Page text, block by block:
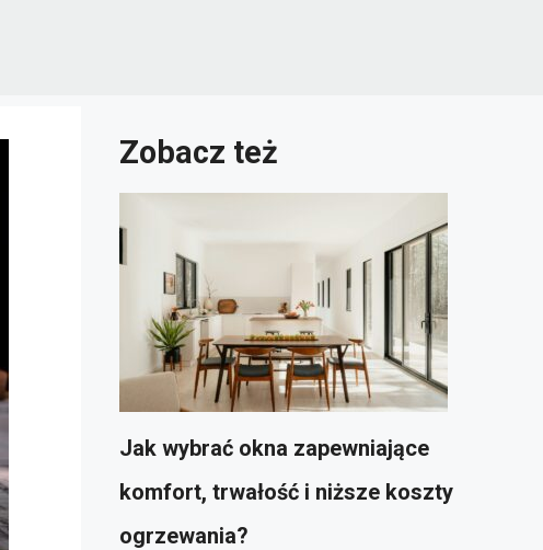
Zobacz też
Jak wybrać okna zapewniające
komfort, trwałość i niższe koszty
ogrzewania?